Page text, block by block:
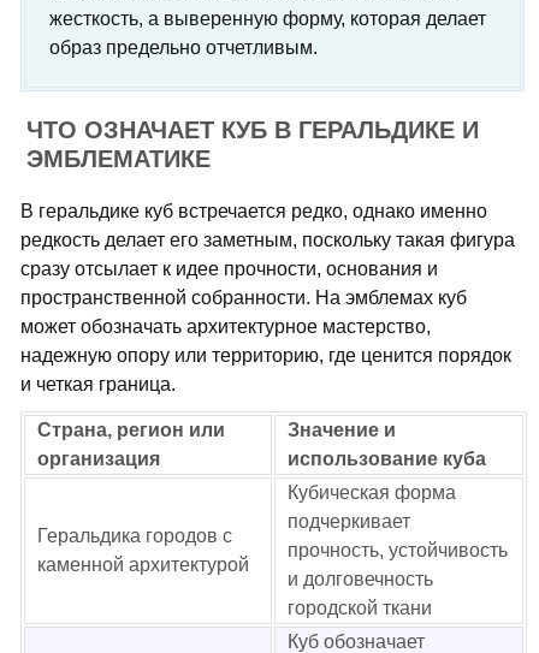
жесткость, а выверенную форму, которая делает
образ предельно отчетливым.
ЧТО ОЗНАЧАЕТ КУБ В ГЕРАЛЬДИКЕ И
ЭМБЛЕМАТИКЕ
В геральдике куб встречается редко, однако именно
редкость делает его заметным, поскольку такая фигура
сразу отсылает к идее прочности, основания и
пространственной собранности. На эмблемах куб
может обозначать архитектурное мастерство,
надежную опору или территорию, где ценится порядок
и четкая граница.
Страна, регион или
организация
Значение и
использование куба
Геральдика городов с
каменной архитектурой
Кубическая форма
подчеркивает
прочность, устойчивость
и долговечность
городской ткани
Куб обозначает